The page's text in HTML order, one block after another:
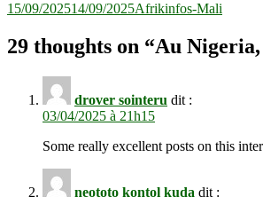
15/09/202514/09/2025Afrikinfos-Mali
29 thoughts on “Au Nigeria,
drover sointeru dit :
03/04/2025 à 21h15
Some really excellent posts on this
neototo kontol kuda dit :